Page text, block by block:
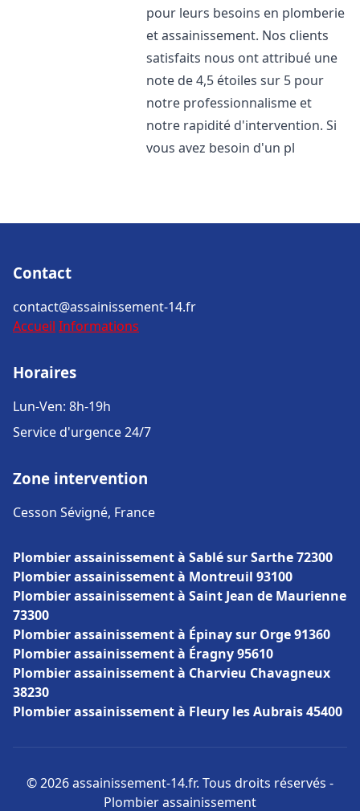
pour leurs besoins en plomberie
et assainissement. Nos clients
satisfaits nous ont attribué une
note de 4,5 étoiles sur 5 pour
notre professionnalisme et
notre rapidité d'intervention. Si
vous avez besoin d'un pl
Contact
contact@assainissement-14.fr
Accueil Informations
Horaires
Lun-Ven: 8h-19h
Service d'urgence 24/7
Zone intervention
Cesson Sévigné, France
Plombier assainissement à Sablé sur Sarthe 72300
Plombier assainissement à Montreuil 93100
Plombier assainissement à Saint Jean de Maurienne
73300
Plombier assainissement à Épinay sur Orge 91360
Plombier assainissement à Éragny 95610
Plombier assainissement à Charvieu Chavagneux
38230
Plombier assainissement à Fleury les Aubrais 45400
© 2026 assainissement-14.fr. Tous droits réservés -
Plombier assainissement